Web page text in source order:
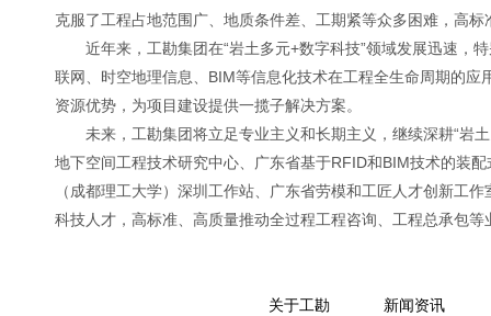
克服了工程占地范围广、地质条件差、工期紧等众多困难，高
近年来，工勘集团在“岩土多元+数字科技”领域发展迅速，
联网、时空地理信息、BIM等信息化技术在工程全生命周期的
资源优势，为项目建设提供一揽子解决方案。
未来，工勘集团将立足专业主义和长期主义，继续深耕“岩
地下空间工程技术研究中心、广东省基于RFID和BIM技术的装
（成都理工大学）深圳工作站、广东省劳模和工匠人才创新工
科技人才，高标准、高质量推动全过程工程咨询、工程总承包
关于工勘 新闻资讯